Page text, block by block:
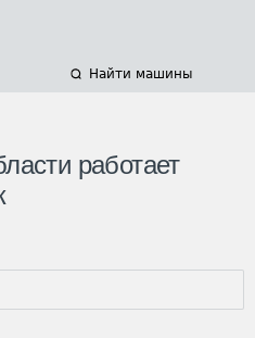
Найти машины
работает